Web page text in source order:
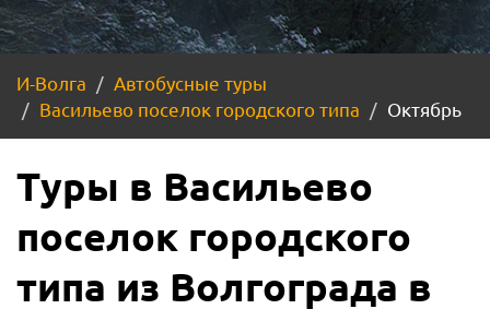
И-Волга
Автобусные туры
Васильево поселок городского типа
Октябрь
Туры в Васильево
поселок городского
типа из Волгограда в